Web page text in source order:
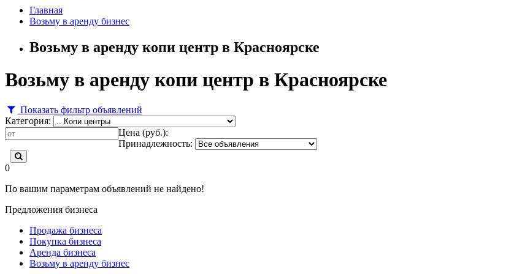
Главная
Возьму в аренду бизнес
Возьму в аренду копи центр в Красноярске
Возьму в аренду копи центр в Красноярске
Показать фильтр объявлений
Категория:
Цена (руб.):
Принадлежность:
0
По вашим параметрам объявлений не найдено!
Предложения бизнеса
Продажа бизнеса
Покупка бизнеса
Аренда бизнеса
Возьму в аренду бизнес